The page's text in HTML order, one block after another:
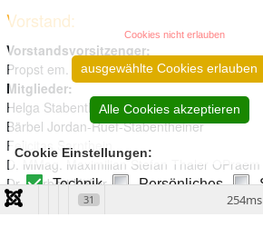
Cookies nicht erlauben
ausgewählte Cookies erlauben
Alle Cookies akzeptieren
Cookie Einstellungen:
Technik Persönliches
Vorstand:
Vorstandsvorsitzender:
Propst em. Prälat Dr. Florian Huber
Mitglieder:
Helga Stabentheiner
Bärbel Jordan-Ruef-Stabentheiner
Felicitas Sarnthein
D. MMag. Maximilian Stefan Thaler OPraem
Dr. Herbert Köfler
31 254ms